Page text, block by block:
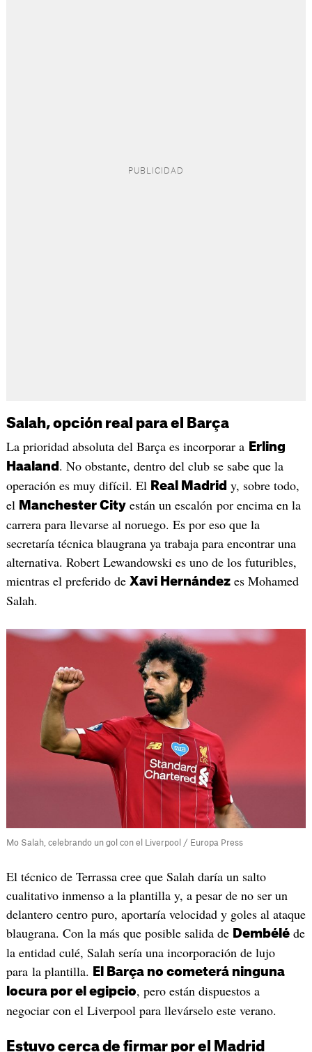
Salah, opción real para el Barça
La prioridad absoluta del Barça es incorporar a Erling
Haaland . No obstante, dentro del club se sabe que la
operación es muy difícil. El Real Madrid y, sobre todo,
el Manchester Cityestán un escalón por encima en la
carrera para llevarse al noruego. Es por eso que la
secretaría técnica blaugrana ya trabaja para encontrar una
alternativa. Robert Lewandowski es uno de los futuribles,
mientras el preferido de Xavi Hernándezes Mohamed
Salah.
Mo Salah, celebrando un gol con el Liverpool / Europa Press
El técnico de Terrassa cree que Salah daría un salto
cualitativo inmenso a la plantilla y, a pesar de no ser un
delantero centro puro, aportaría velocidad y goles al ataque
blaugrana. Con la más que posible salida de Dembéléde
la entidad culé, Salah sería una incorporación de lujo
para la plantilla.
El Barça no cometerá ninguna
locura por el egipcio, pero están dispuestos a
negociar con el Liverpool para llevárselo este verano.
Estuvo cerca de firmar por el Madrid